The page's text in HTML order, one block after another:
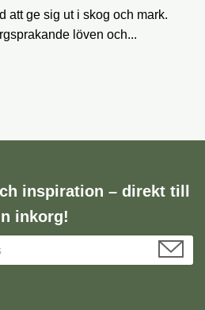
att ge sig ut i skog och mark.
löven och...
inspiration – direkt till
inkorg!